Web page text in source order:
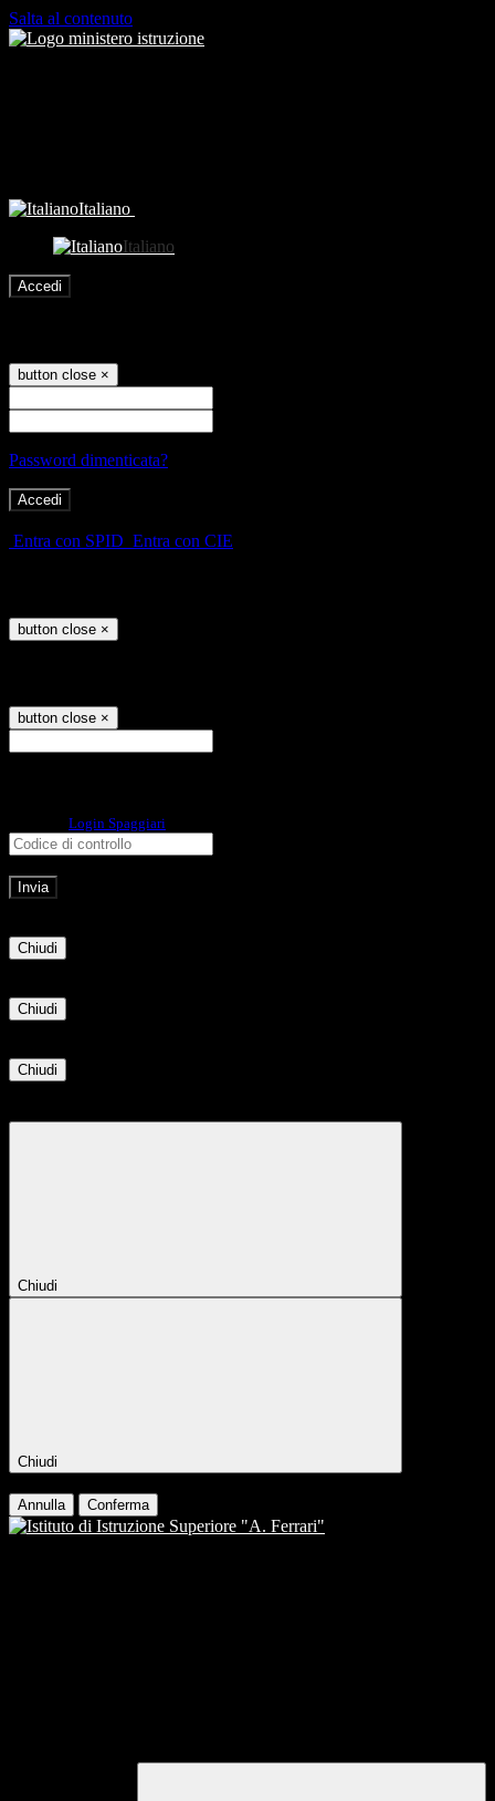
Salta al contenuto
Italiano
Italiano
Accedi
button close ×
Password dimenticata?
Entra con SPID Entra con CIE
button close ×
button close ×
Login Spaggiari
Chiudi
Chiudi
Chiudi
Chiudi
Chiudi
Annulla Conferma